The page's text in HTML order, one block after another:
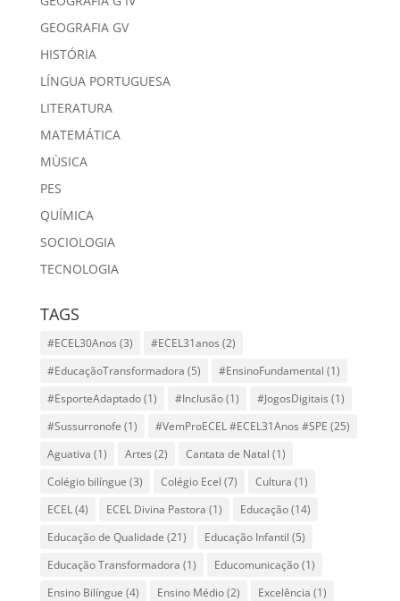
GEOGRAFIA GV
HISTÓRIA
LÍNGUA PORTUGUESA
LITERATURA
MATEMÁTICA
MÙSICA
PES
QUÍMICA
SOCIOLOGIA
TECNOLOGIA
TAGS
#ECEL30Anos (3) #ECEL31anos (2)
#EducaçãoTransformadora (5) #EnsinoFundamental (1)
#EsporteAdaptado(1) #Inclusão(1) #JogosDigitais (1)
#Sussurronofe (1) #VemProECEL #ECEL31Anos #SPE (25)
Aguativa (1) Artes (2) Cantata de Natal (1)
Colégio bilíngue (3) Colégio Ecel (7) Cultura (1)
ECEL(4) ECEL Divina Pastora (1) Educação(14)
Educação de Qualidade (21) Educação Infantil (5)
Educação Transformadora (1) Educomunicação(1)
Ensino Bilíngue (4) Ensino Médio(2) Excelência (1)